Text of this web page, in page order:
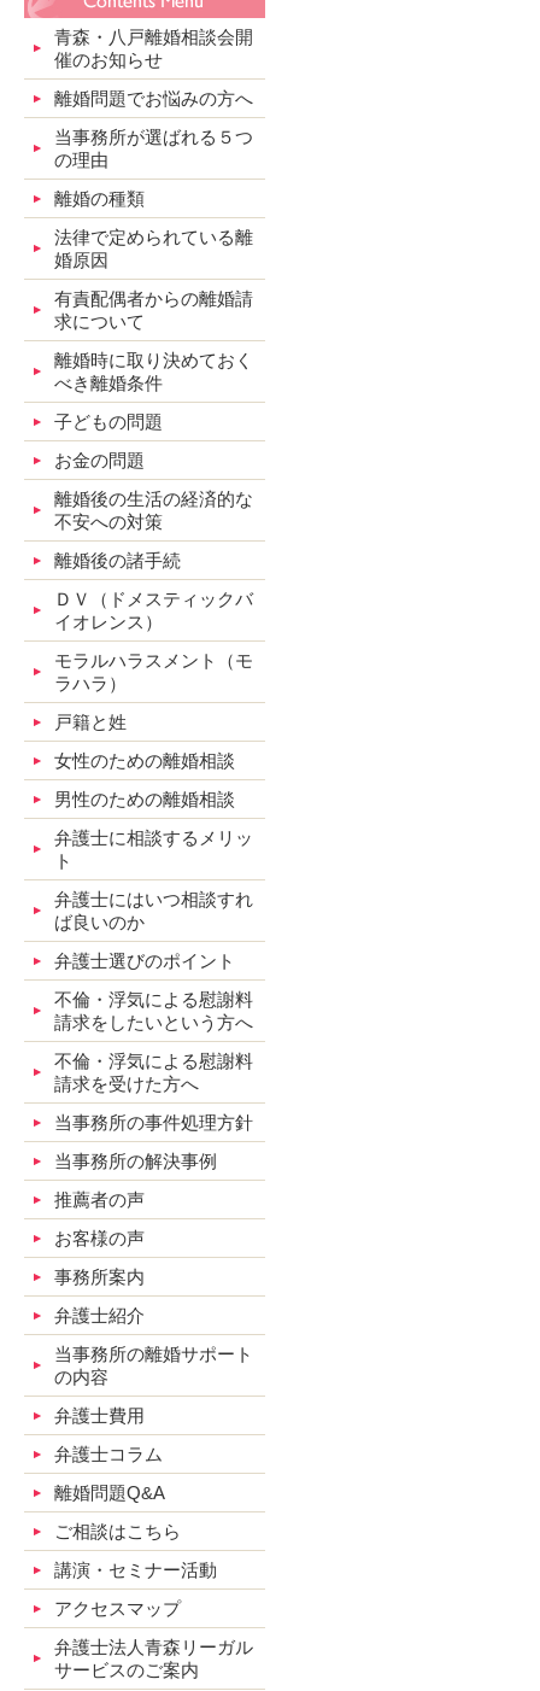
青森・八戸離婚相談会開
催のお知らせ
離婚問題でお悩みの方へ
当事務所が選ばれる５つ
の理由
離婚の種類
法律で定められている離
婚原因
有責配偶者からの離婚請
求について
離婚時に取り決めておく
べき離婚条件
子どもの問題
お金の問題
離婚後の生活の経済的な
不安への対策
離婚後の諸手続
ＤＶ（ドメスティックバ
イオレンス）
モラルハラスメント（モ
ラハラ）
戸籍と姓
女性のための離婚相談
男性のための離婚相談
弁護士に相談するメリッ
ト
弁護士にはいつ相談すれ
ば良いのか
弁護士選びのポイント
不倫・浮気による慰謝料
請求をしたいという方へ
不倫・浮気による慰謝料
請求を受けた方へ
当事務所の事件処理方針
当事務所の解決事例
推薦者の声
お客様の声
事務所案内
弁護士紹介
当事務所の離婚サポート
の内容
弁護士費用
弁護士コラム
離婚問題Q&A
ご相談はこちら
講演・セミナー活動
アクセスマップ
弁護士法人青森リーガル
サービスのご案内